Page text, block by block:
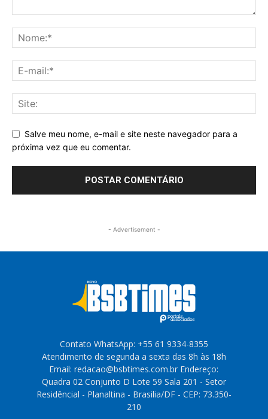
Salve meu nome, e-mail e site neste navegador para a
próxima vez que eu comentar.
- Advertisement -
Contato WhatsApp: +55 61 9334-8355
Atendimento de segunda a sexta das 8h às 18h
Email: redacao@bsbtimes.com.br Endereço:
Quadra 02 Conjunto D Lote 59 Sala 201 - Setor
Residêncial - Planaltina - Brasilia/DF - CEP: 73.350-
210